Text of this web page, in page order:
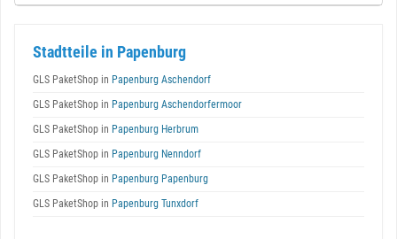
Stadtteile in Papenburg
GLS PaketShop in Papenburg Aschendorf
GLS PaketShop in Papenburg Aschendorfermoor
GLS PaketShop in Papenburg Herbrum
GLS PaketShop in Papenburg Nenndorf
GLS PaketShop in Papenburg Papenburg
GLS PaketShop in Papenburg Tunxdorf